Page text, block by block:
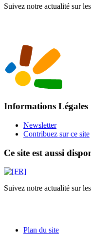
Suivez notre actualité sur
Informations Légales
Newsletter
Contribuez sur ce site
Ce site est aussi
Suivez notre actualité sur
Plan du site